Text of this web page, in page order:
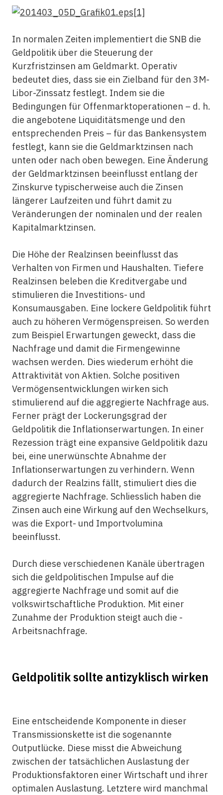
In normalen Zeiten implementiert die SNB die
Geldpolitik über die Steuerung der
Kurzfristzinsen am Geldmarkt. Operativ
bedeutet dies, dass sie ein Zielband für den 3M-
Libor-Zinssatz festlegt. Indem sie die
Bedingungen für Offenmarktoperationen – d. h.
die angebotene Liquiditätsmenge und den
entsprechenden Preis – für das Bankensystem
festlegt, kann sie die Geldmarktzinsen nach
unten oder nach oben bewegen. Eine Änderung
der Geldmarktzinsen beeinflusst entlang der
Zinskurve typischerweise auch die Zinsen
längerer Laufzeiten und führt damit zu
Veränderungen der nominalen und der realen
Kapitalmarktzinsen.
Die Höhe der Realzinsen beeinflusst das
Verhalten von Firmen und Haushalten. Tiefere
Realzinsen beleben die Kreditvergabe und
stimulieren die Investitions- und
Konsumausgaben. Eine lockere Geldpolitik führt
auch zu höheren Vermögenspreisen. So werden
zum Beispiel Erwartungen geweckt, dass die
Nachfrage und damit die Firmengewinne
wachsen werden. Dies wiederum erhöht die
Attraktivität von Aktien. Solche positiven
Vermögensentwicklungen wirken sich
stimulierend auf die aggregierte Nachfrage aus.
Ferner prägt der Lockerungsgrad der
Geldpolitik die Inflationserwartungen. In einer
Rezession trägt eine expansive Geldpolitik dazu
bei, eine unerwünschte Abnahme der
Inflationserwartungen zu verhindern. Wenn
dadurch der Realzins fällt, stimuliert dies die
aggregierte Nachfrage. Schliesslich haben die
Zinsen auch eine Wirkung auf den Wechselkurs,
was die Export- und Importvolumina
beeinflusst.
Durch diese verschiedenen Kanäle übertragen
sich die geldpolitischen Impulse auf die
aggregierte Nachfrage und somit auf die
volkswirtschaftliche Produktion. Mit einer
Zunahme der Produktion steigt auch die ­
Arbeitsnachfrage.
Geldpolitik sollte antizyklisch wirken
Eine entscheidende Komponente in dieser
Transmissionskette ist die sogenannte
Outputlücke. Diese misst die Abweichung
zwischen der tatsächlichen Auslastung der
Produktionsfaktoren einer Wirtschaft und ihrer
optimalen Auslastung. Letztere wird manchmal